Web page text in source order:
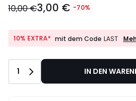
€
€
Rabatt
angewendet.
10,00 €3,00 € -70%
10% EXTRA* mit dem Code LAST
10%
Anzahl
1 IN DEN